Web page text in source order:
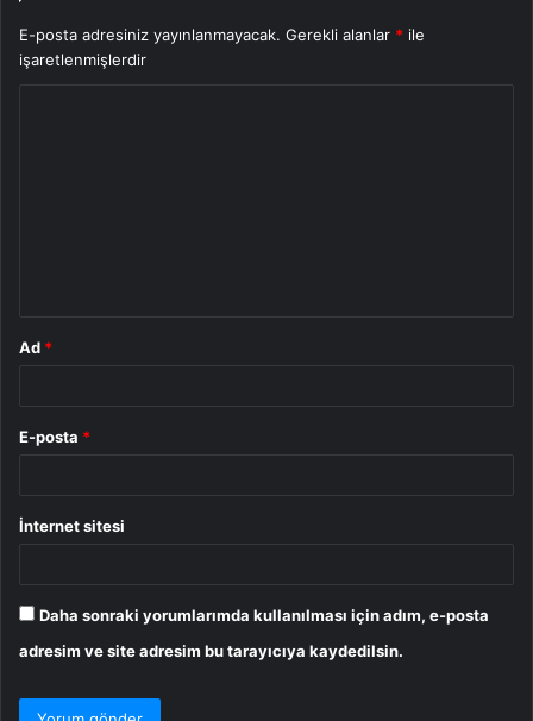
E-posta adresiniz yayınlanmayacak. Gerekli alanlar * ile
işaretlenmişlerdir
Ad *
E-posta *
İnternet sitesi
Daha sonraki yorumlarımda kullanılması için adım, e-posta
adresim ve site adresim bu tarayıcıya kaydedilsin.